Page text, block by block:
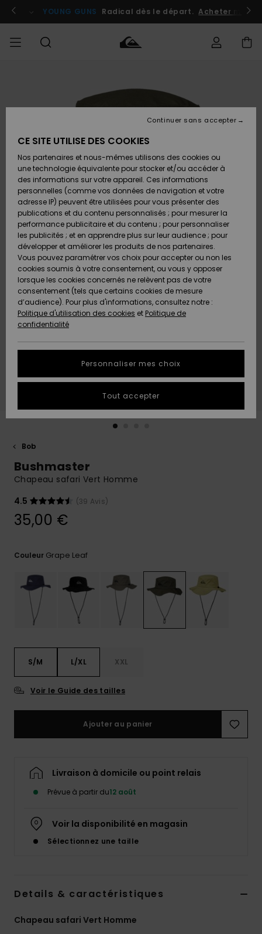
l'information
le
Se connecter / s'inscrire
YOUNG GUNS Radical dès le départ. Acheter
Chaussures
& Tongs
Surf
Snow
Nouveautés
A
Découvrir
Chaussures
& Tongs
Surf
Snow
Nouveautés
A
Découvrir
FEMME
A
Découvrir
Snow
SURF
Shop
Surf
Shop
Enfant
Highlights
Communauté
SNOW
Shop
Snow
Shop
Enfant
Snow
Shop
Femme
A
Découvrir
Communauté
OUTLET
Homme
Enfant
Outlet
Femme
AIDE &
CONTACT
commande
Retours
Paiement
Carte
Cadeau
Quiksilver
Freedom
Protection
des
tailles
conversation
plus rapide
à votre
Démarrer
des
réponses
questions
les plus
fréquentes
formulaire
contact.
Consulter
la FAQ
MAGASINS
QUIKSILVER
Bob
Bushmaster
Chapeau safari Vert Homme
4.5
(39 Avis)
35,00 €
Couleur Grape Leaf
S/M L/XL XXL
Voir le Guide des tailles
Ajouter au panier
Livraison à domicile ou point relais
Prévue à partir du12 août
Voir la disponibilité en magasin
Sélectionnez une taille
Details & caractéristiques
Chapeau safari Vert Homme
CE SITE UTILISE DES COOKIES
Nos partenaires et nous-mêmes utilisons des cookies ou
une technologie équivalente pour stocker et/ou accéder à
des informations sur votre appareil. Ces informations
personnelles (comme vos données de navigation et votre
adresse IP) peuvent être utilisées pour vous présenter des
publications et du contenu personnalisés ; pour mesurer la
performance publicitaire et du contenu ; pour personnaliser
les publicités ; et en apprendre plus sur leur audience ; pour
développer et améliorer les produits de nos partenaires.
Vous pouvez paramétrer vos choix pour accepter ou non les
cookies soumis à votre consentement, ou vous y opposer
lorsque les cookies concernés ne relèvent pas de votre
consentement (tels que certains cookies de mesure
d’audience). Pour plus d'informations, consultez notre :
Politique d'utilisation des cookies et Politique de
confidentialité
Personnaliser mes choix
Continuer sans accepter
Tout accepter